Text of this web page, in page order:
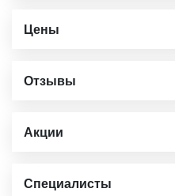
Цены
Отзывы
Акции
Специалисты